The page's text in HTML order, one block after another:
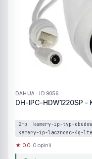
DAHUA · ID 9056
DH-IPC-HDW1220SP -
2mp kamery-ip-typ-
kamery-ip-lacznosc-4g-lte
★ 0.0· 0 opinii